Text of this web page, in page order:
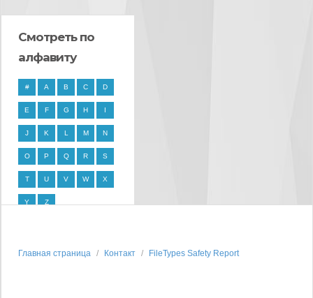
Смотреть по
алфавиту
# A B C D
E F G H I
J K L M N
O P Q R S
T U V W X
Y Z
Главная страница Контакт FileTypes Safety Report